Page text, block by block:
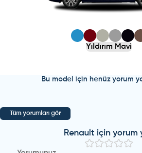
Yıldırım Mavi
Bu model için henüz yorum
Tüm yorumları gör
Renault için yorum